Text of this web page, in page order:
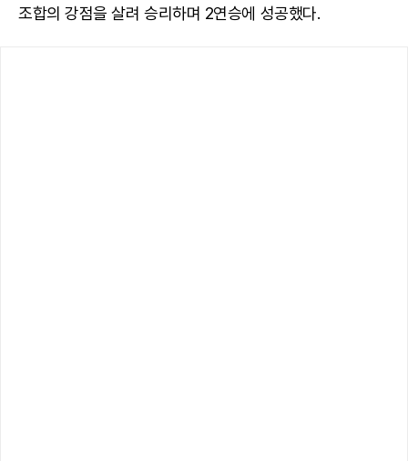
조합의 강점을 살려 승리하며 2연승에 성공했다.